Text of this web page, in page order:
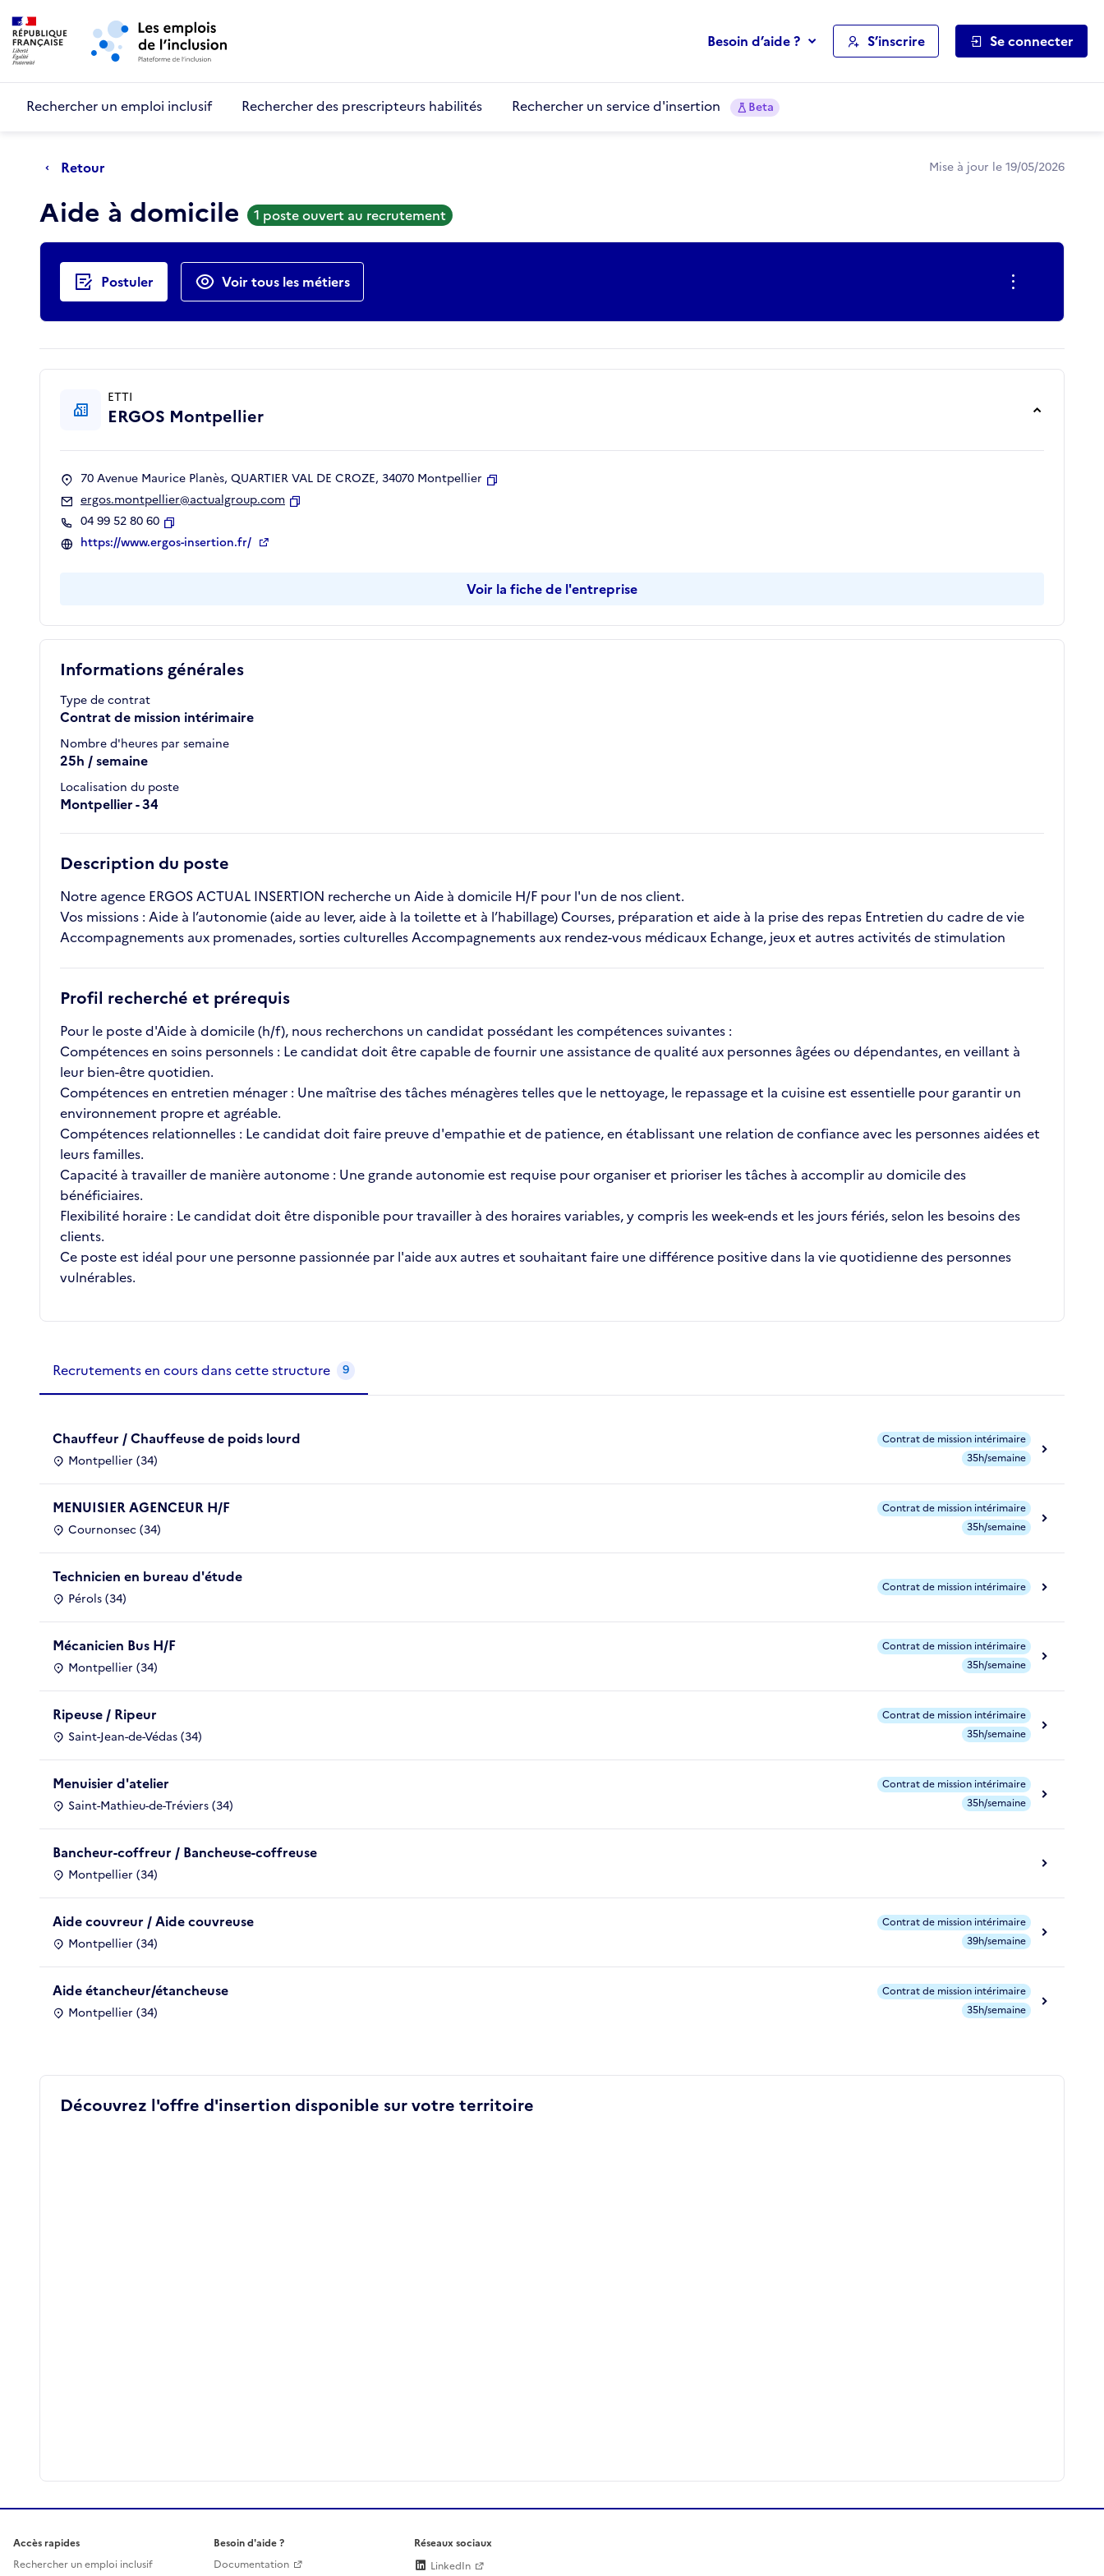
Aller au menu principal
Besoin d’aide ? S’inscrire Se connecter
Rechercher un emploi inclusif Rechercher des prescripteurs habilités Rechercher un service d'insertion Beta
Retour Mise à jour le 19/05/2026
Aide à domicile 1 poste ouvert au recrutement
Actions rapides
Postuler Voir tous les métiers
Informations générales
Type de contrat
Contrat de mission intérimaire
Nombre d'heures par semaine
25h / semaine
Localisation du poste
Montpellier - 34
Description du poste
Notre agence ERGOS ACTUAL INSERTION recherche un Aide à domicile H/F pour l'un de nos client.
Vos missions : Aide à l’autonomie (aide au lever, aide à la toilette et à l’habillage) Courses, préparation et aide à la prise des repas Entretien du cadre de vie
Accompagnements aux promenades, sorties culturelles Accompagnements aux rendez-vous médicaux Echange, jeux et autres activités de stimulation
Profil recherché et prérequis
Pour le poste d'Aide à domicile (h/f), nous recherchons un candidat possédant les compétences suivantes :
Compétences en soins personnels : Le candidat doit être capable de fournir une assistance de qualité aux personnes âgées ou dépendantes, en veillant à
leur bien-être quotidien.
Compétences en entretien ménager : Une maîtrise des tâches ménagères telles que le nettoyage, le repassage et la cuisine est essentielle pour garantir un
environnement propre et agréable.
Compétences relationnelles : Le candidat doit faire preuve d'empathie et de patience, en établissant une relation de confiance avec les personnes aidées et
leurs familles.
Capacité à travailler de manière autonome : Une grande autonomie est requise pour organiser et prioriser les tâches à accomplir au domicile des
bénéficiaires.
Flexibilité horaire : Le candidat doit être disponible pour travailler à des horaires variables, y compris les week-ends et les jours fériés, selon les besoins des
clients.
Ce poste est idéal pour une personne passionnée par l'aide aux autres et souhaitant faire une différence positive dans la vie quotidienne des personnes
vulnérables.
ETTI
ERGOS Montpellier
70 Avenue Maurice Planès, QUARTIER VAL DE CROZE, 34070 Montpellier
ergos.montpellier@actualgroup.com
04 99 52 80 60
Copier
https://www.ergos-insertion.fr/
Voir la fiche de l'entreprise
Recrutements de la structure
Recrutements en cours dans cette structure 9
Chauffeur / Chauffeuse de poids lourd
Montpellier (34)
Contrat de mission intérimaire
35h/semaine
MENUISIER AGENCEUR H/F
Cournonsec (34)
Contrat de mission intérimaire
35h/semaine
Technicien en bureau d'étude
Pérols (34)
Contrat de mission intérimaire
Mécanicien Bus H/F
Montpellier (34)
Contrat de mission intérimaire
35h/semaine
Ripeuse / Ripeur
Saint-Jean-de-Védas (34)
Contrat de mission intérimaire
35h/semaine
Menuisier d'atelier
Saint-Mathieu-de-Tréviers (34)
Contrat de mission intérimaire
35h/semaine
Bancheur-coffreur / Bancheuse-coffreuse
Montpellier (34)
Aide couvreur / Aide couvreuse
Montpellier (34)
Contrat de mission intérimaire
39h/semaine
Aide étancheur/étancheuse
Montpellier (34)
Contrat de mission intérimaire
35h/semaine
Découvrez l'offre d'insertion disponible sur votre territoire
Accès rapides
Rechercher un emploi inclusif
Besoin d'aide ?
Documentation
Réseaux sociaux
LinkedIn